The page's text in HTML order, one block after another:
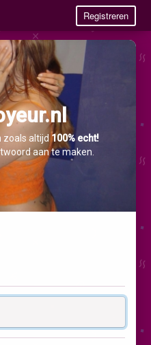
Registreren
zoals altijd 100% echt!
aan te maken.